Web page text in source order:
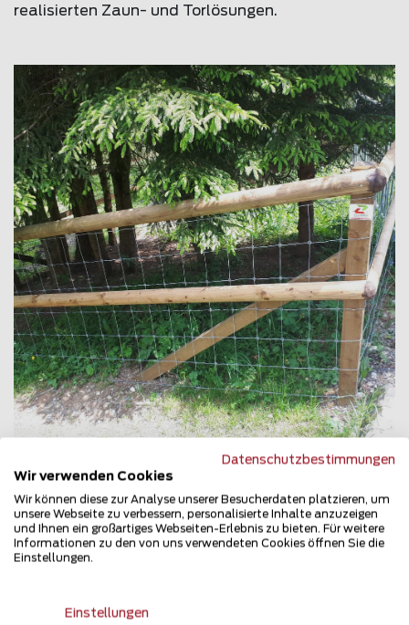
realisierten Zaun- und Torlösungen.
Halbrundlattenzaun
8881 Walenstadtberg
Teilen
Datenschutzbestimmungen
Wir verwenden Cookies
Wir können diese zur Analyse unserer Besucherdaten platzieren, um
unsere Webseite zu verbessern, personalisierte Inhalte anzuzeigen
und Ihnen ein großartiges Webseiten-Erlebnis zu bieten. Für weitere
Informationen zu den von uns verwendeten Cookies öffnen Sie die
Einstellungen.
Einstellungen